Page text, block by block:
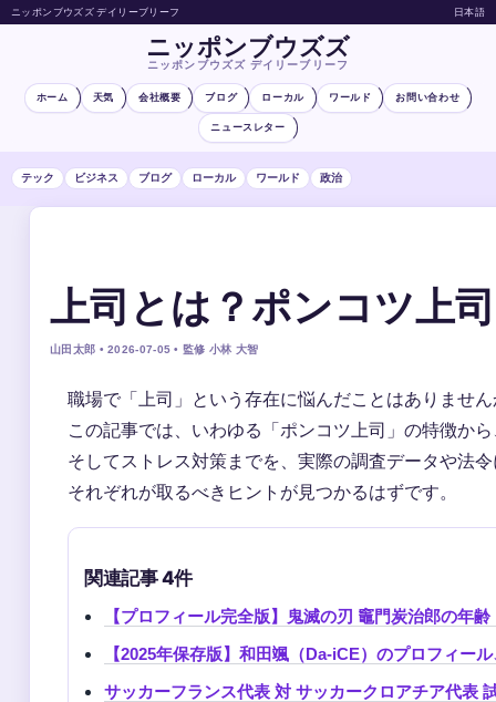
ニッポンブウズズ デイリーブリーフ 日本語
ニッポンブウズズ
ニッポンブウズズ デイリーブリーフ
ホーム 天気 会社概要 ブログ ローカル ワールド お問い合わせ
ニュースレター
テック ビジネス ブログ ローカル ワールド 政治
上司とは？ポンコツ上
山田太郎 • 2026-07-05 • 監修 小林 大智
職場で「上司」という存在に悩んだことはありませ
この記事では、いわゆる「ポンコツ上司」の特徴か
そしてストレス対策までを、実際の調査データや法
それぞれが取るべきヒントが見つかるはずです。
関連記事 4件
【プロフィール完全版】鬼滅の刃 竈門炭治郎の年
【2025年保存版】和田颯（Da-iCE）のプロフィー
サッカーフランス代表 対 サッカークロアチア代表